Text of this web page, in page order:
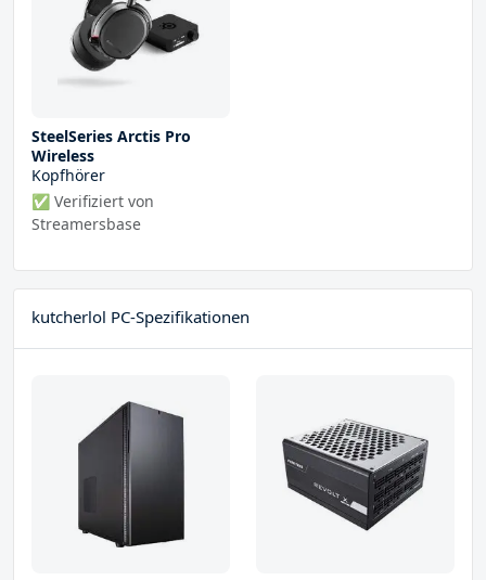
SteelSeries Arctis Pro
Wireless
Kopfhörer
✅ Verifiziert von
Streamersbase
kutcherlol PC-Spezifikationen